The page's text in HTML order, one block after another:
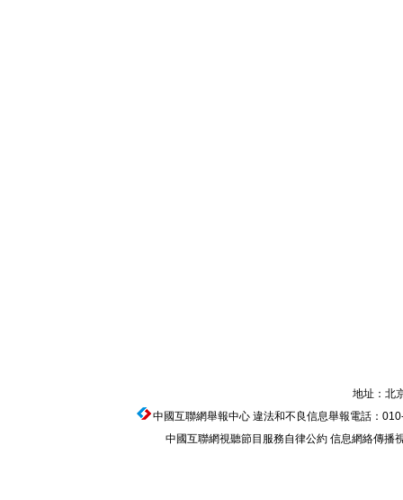
地址：北
中國互聯網舉報中心違法和不良信息舉報電話：
中國互聯網視聽節目服務自律公約信息網絡傳播